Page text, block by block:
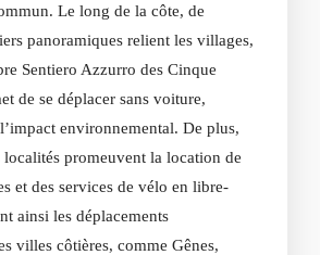
Le long de la côte, de
panoramiques relient les villages,
Sentiero Azzurro des Cinque
de se déplacer sans voiture,
environnemental. De plus,
localités promeuvent la location de
et des services de vélo en libre-
ainsi les déplacements
villes côtières, comme Gênes,